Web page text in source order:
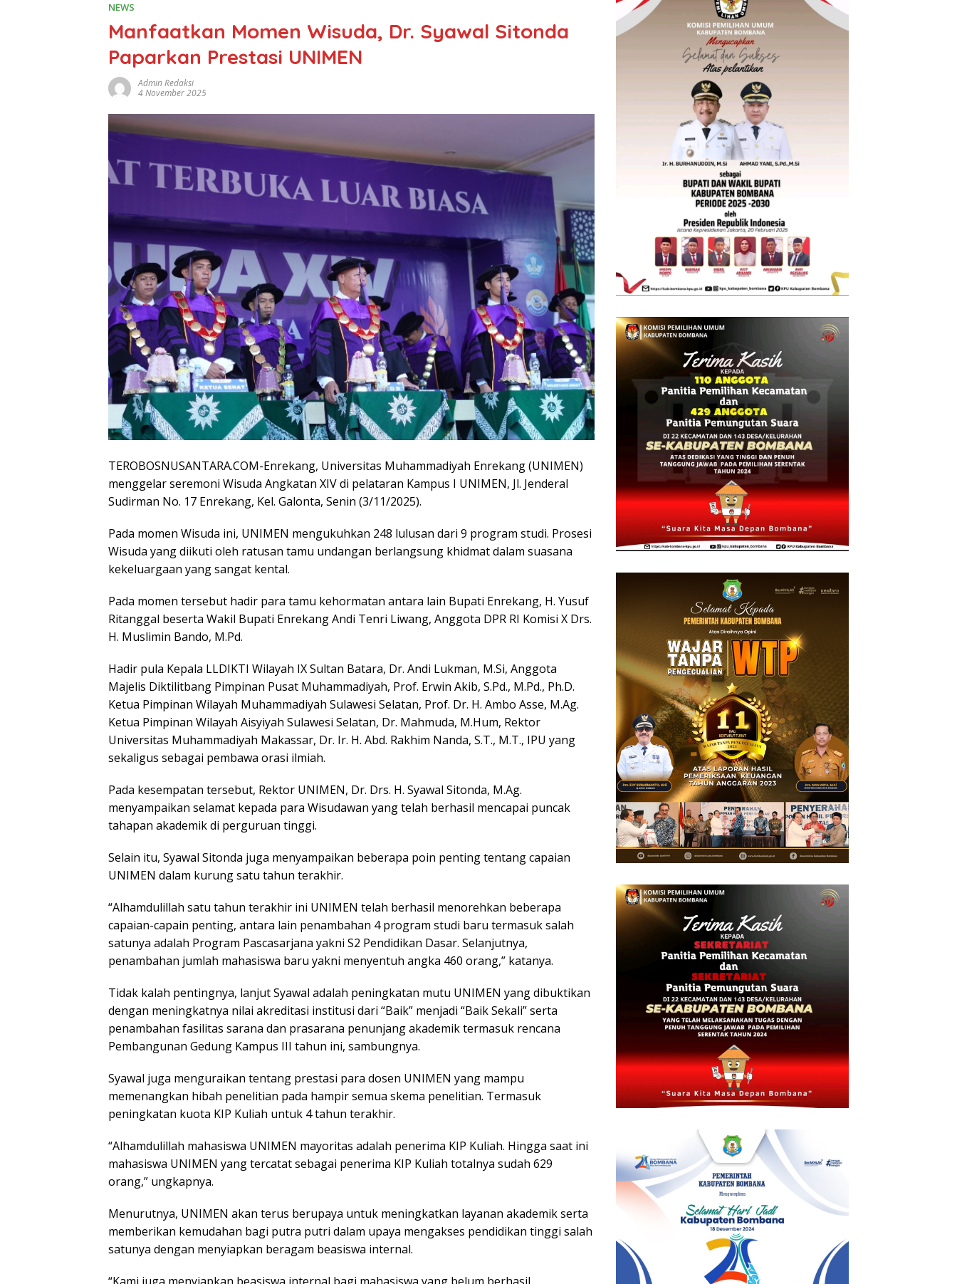
NEWS
Manfaatkan Momen Wisuda, Dr. Syawal Sitonda
Paparkan Prestasi UNIMEN
Admin Redaksi
4 November 2025
TEROBOSNUSANTARA.COM-Enrekang, Universitas Muhammadiyah Enrekang (UNIMEN)
menggelar seremoni Wisuda Angkatan XIV di pelataran Kampus I UNIMEN, Jl. Jenderal
Sudirman No. 17 Enrekang, Kel. Galonta, Senin (3/11/2025).
Pada momen Wisuda ini, UNIMEN mengukuhkan 248 lulusan dari 9 program studi. Prosesi
Wisuda yang diikuti oleh ratusan tamu undangan berlangsung khidmat dalam suasana
kekeluargaan yang sangat kental.
Pada momen tersebut hadir para tamu kehormatan antara lain Bupati Enrekang, H. Yusuf
Ritanggal beserta Wakil Bupati Enrekang Andi Tenri Liwang, Anggota DPR RI Komisi X Drs.
H. Muslimin Bando, M.Pd.
Hadir pula Kepala LLDIKTI Wilayah IX Sultan Batara, Dr. Andi Lukman, M.Si, Anggota
Majelis Diktilitbang Pimpinan Pusat Muhammadiyah, Prof. Erwin Akib, S.Pd., M.Pd., Ph.D.
Ketua Pimpinan Wilayah Muhammadiyah Sulawesi Selatan, Prof. Dr. H. Ambo Asse, M.Ag.
Ketua Pimpinan Wilayah Aisyiyah Sulawesi Selatan, Dr. Mahmuda, M.Hum, Rektor
Universitas Muhammadiyah Makassar, Dr. Ir. H. Abd. Rakhim Nanda, S.T., M.T., IPU yang
sekaligus sebagai pembawa orasi ilmiah.
Pada kesempatan tersebut, Rektor UNIMEN, Dr. Drs. H. Syawal Sitonda, M.Ag.
menyampaikan selamat kepada para Wisudawan yang telah berhasil mencapai puncak
tahapan akademik di perguruan tinggi.
Selain itu, Syawal Sitonda juga menyampaikan beberapa poin penting tentang capaian
UNIMEN dalam kurung satu tahun terakhir.
“Alhamdulillah satu tahun terakhir ini UNIMEN telah berhasil menorehkan beberapa
capaian-capain penting, antara lain penambahan 4 program studi baru termasuk salah
satunya adalah Program Pascasarjana yakni S2 Pendidikan Dasar. Selanjutnya,
penambahan jumlah mahasiswa baru yakni menyentuh angka 460 orang,” katanya.
Tidak kalah pentingnya, lanjut Syawal adalah peningkatan mutu UNIMEN yang dibuktikan
dengan meningkatnya nilai akreditasi institusi dari “Baik” menjadi “Baik Sekali” serta
penambahan fasilitas sarana dan prasarana penunjang akademik termasuk rencana
Pembangunan Gedung Kampus III tahun ini, sambungnya.
Syawal juga menguraikan tentang prestasi para dosen UNIMEN yang mampu
memenangkan hibah penelitian pada hampir semua skema penelitian. Termasuk
peningkatan kuota KIP Kuliah untuk 4 tahun terakhir.
“Alhamdulillah mahasiswa UNIMEN mayoritas adalah penerima KIP Kuliah. Hingga saat ini
mahasiswa UNIMEN yang tercatat sebagai penerima KIP Kuliah totalnya sudah 629
orang,” ungkapnya.
Menurutnya, UNIMEN akan terus berupaya untuk meningkatkan layanan akademik serta
memberikan kemudahan bagi putra putri dalam upaya mengakses pendidikan tinggi salah
satunya dengan menyiapkan beragam beasiswa internal.